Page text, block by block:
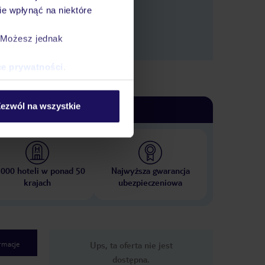
wpłynąć na niektóre
jednak
prywatności
na wszystkie
hoteli w ponad 50
krajach
Najwyższa gwarancja
ubezpieczeniowa
Ups, ta oferta nie jest
dostępna.